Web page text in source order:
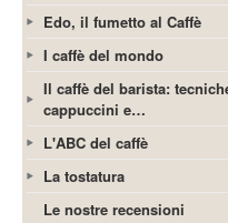
Edo, il fumetto al Caffè
I caffè del mondo
Il caffè del barista:
cappuccini e…
L'ABC del caffè
La tostatura
Le nostre recensioni